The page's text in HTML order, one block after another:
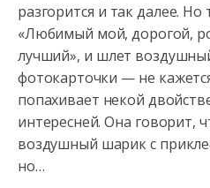
разгорится и так далее. Но
«Любимый мой, дорогой,
лучший», и шлет
фотокарточки — не
попахивает некой
интересней. Она говорит,
воздушный шарик с
но…